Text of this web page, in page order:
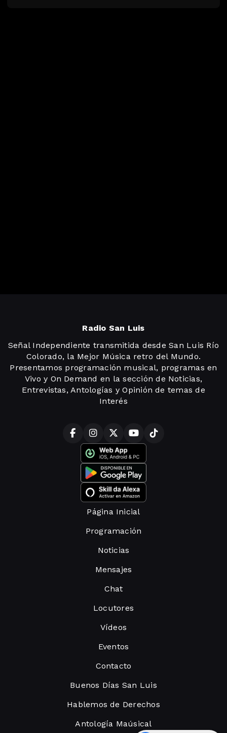
Radio San Luis
Señal Independiente transmitida desde San Luis Río
Colorado, la Mejor Música retro del Mundo.
Presentamos programación musical, programas en
Vivo y On Demand en la sección de Noticias,
Entrevistas, Antologías y Opinión de temas de
Interés
Página Inicial
Programación
Noticias
Mensajes
Chat
Locutores
Vídeos
Eventos
Contacto
Buenos Días San Luis
Hablemos de Derechos
Antología Maúsical